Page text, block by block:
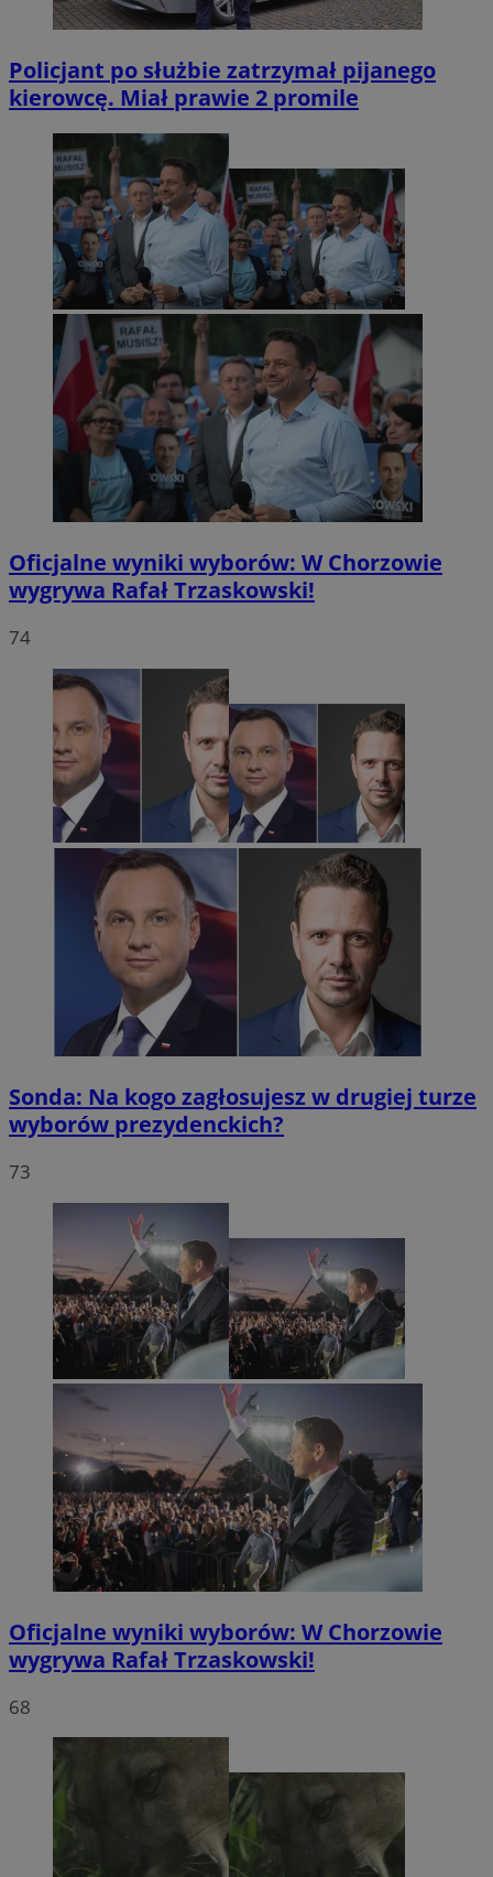
Policjant po służbie zatrzymał pijanego
kierowcę. Miał prawie 2 promile
Oficjalne wyniki wyborów: W Chorzowie
wygrywa Rafał Trzaskowski!
74
Sonda: Na kogo zagłosujesz w drugiej turze
wyborów prezydenckich?
73
Oficjalne wyniki wyborów: W Chorzowie
wygrywa Rafał Trzaskowski!
68